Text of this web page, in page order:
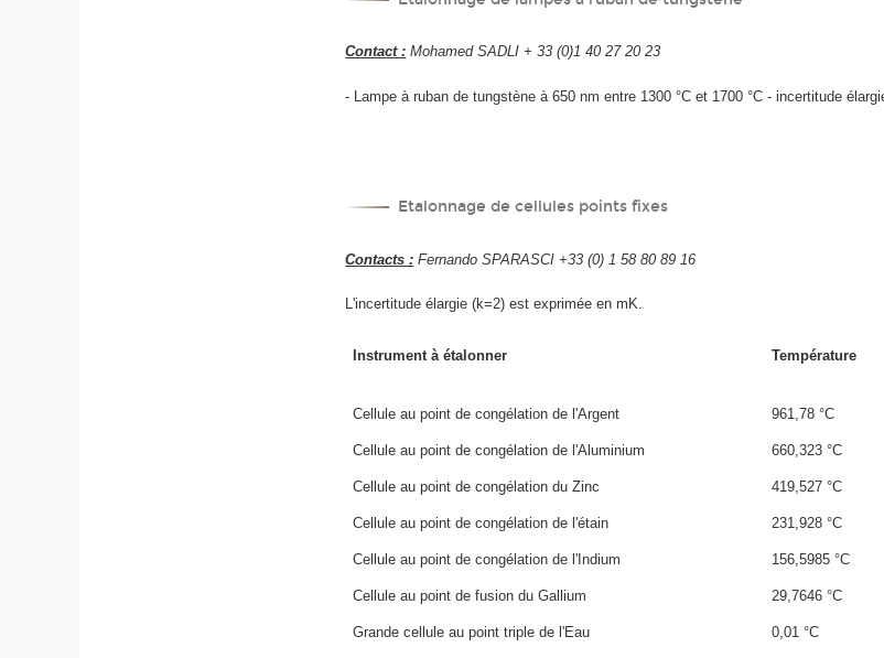
Contact : Mohamed SADLI + 33 (0)1 40 27 20 23
- Lampe à ruban de tungstène à 650 nm entre 1300 °C et 1700 °C - incertitude
Etalonnage de cellules points fixes
Contacts : Fernando SPARASCI +33 (0) 1 58 80 89 16
L'incertitude élargie (k=2) est exprimée en mK.
Instrument à étalonner Température
Cellule au point de congélation de l'Argent 961,78 °C
Cellule au point de congélation de l'Aluminium 660,323 °C
Cellule au point de congélation du Zinc 419,527 °C
Cellule au point de congélation de l'étain 231,928 °C
Cellule au point de congélation de l'Indium 156,5985 °C
Cellule au point de fusion du Gallium 29,7646 °C
Grande cellule au point triple de l'Eau 0,01 °C